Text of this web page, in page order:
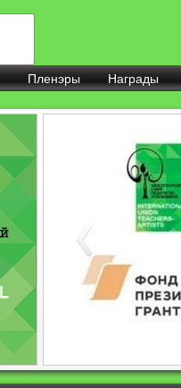
Пленэры Награды